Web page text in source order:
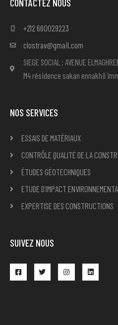
CONTACTEZ NOUS
+212 660029223
clostrav@gmail.com
SIEGE SOCIAL : AVENUE
M4 résidence sakan ennakhil
NOS SERVICES
ESSAIS DE MATÉRIAUX
CONTRÔLE QUALITÉ DE LA
ÉTUDES GÉOTECHNIQUES
ETUDE D’IMPACT
EXPERTISE DES CONSTRUCTIONS
SUIVEZ NOUS